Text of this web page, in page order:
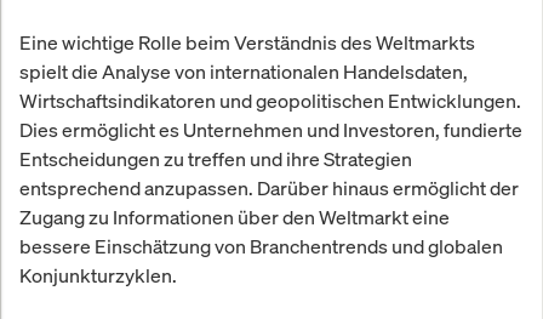
Eine wichtige Rolle beim Verständnis des Weltmarkts
spielt die Analyse von internationalen Handelsdaten,
Wirtschaftsindikatoren und geopolitischen Entwicklungen.
Dies ermöglicht es Unternehmen und Investoren, fundierte
Entscheidungen zu treffen und ihre Strategien
entsprechend anzupassen. Darüber hinaus ermöglicht der
Zugang zu Informationen über den Weltmarkt eine
bessere Einschätzung von Branchentrends und globalen
Konjunkturzyklen.